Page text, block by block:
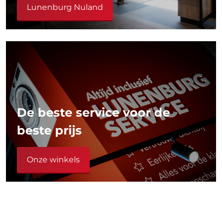
Lunenburg Nuland
De beste service voor de
beste prijs
Onze winkels